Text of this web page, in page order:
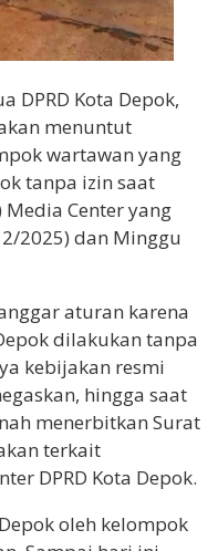
DPRD Kota Depok,
menuntut
wartawan yang
tanpa izin saat
Media Center yang
2025) dan Minggu
aturan karena
dilakukan tanpa
kebijakan resmi
hingga saat
menerbitkan Surat
terkait
DPRD Kota Depok.
oleh kelompok